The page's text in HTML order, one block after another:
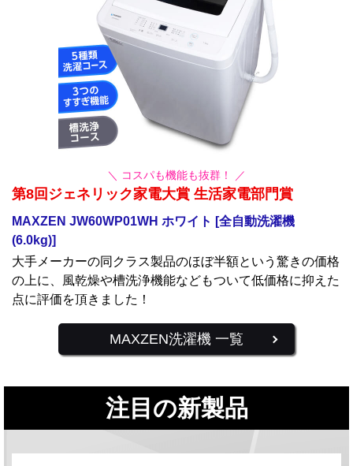
＼ コスパも機能も抜群！ ／
第8回ジェネリック家電大賞 生活家電部門賞
MAXZEN JW60WP01WH ホワイト [全自動洗濯機
(6.0kg)]
大手メーカーの同クラス製品のほぼ半額という驚きの価格
の上に、風乾燥や槽洗浄機能などもついて低価格に抑えた
点に評価を頂きました！
MAXZEN洗濯機 一覧
注目の新製品